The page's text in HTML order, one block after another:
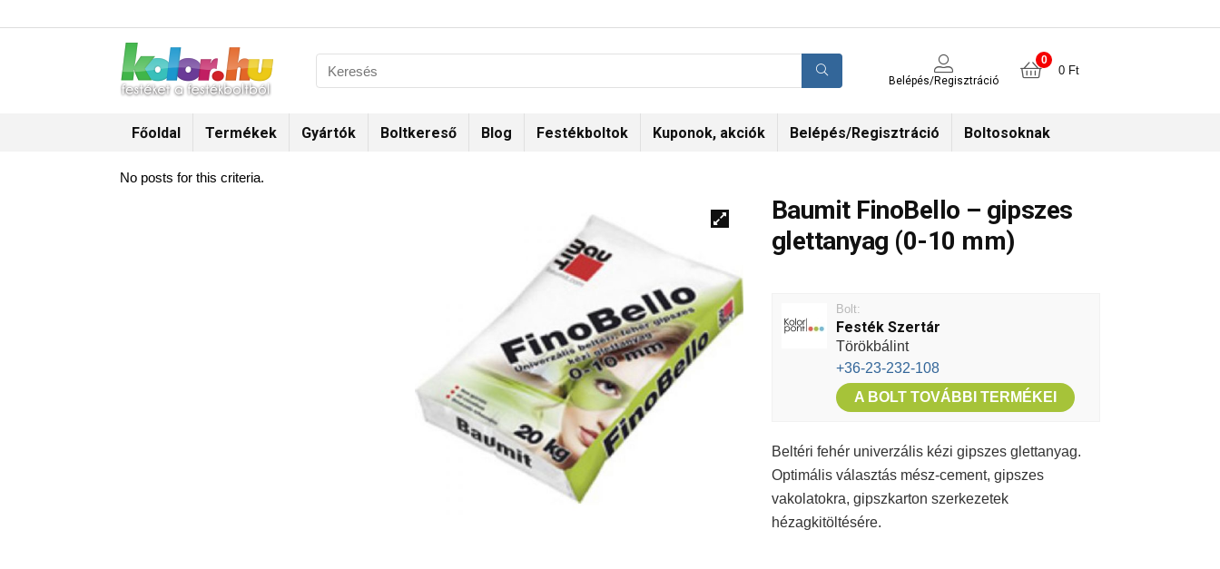
Belépés/Regisztráció
0
0 Ft
Főoldal Termékek Gyártók Boltkereső Blog Festékboltok Kuponok, akciók Belépés/Regisztráció Boltosoknak
Baumit FinoBello – gipszes
glettanyag (0-10 mm)
Bolt:
Festék Szertár
Törökbálint
+36-23-232-108
A BOLT TOVÁBBI TERMÉKEI
Beltéri fehér univerzális kézi gipszes glettanyag.
Optimális választás mész-cement, gipszes
vakolatokra, gipszkarton szerkezetek
hézagkitöltésére.
No posts for this criteria.